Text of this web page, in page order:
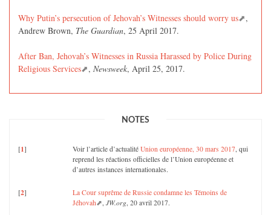
Why Putin’s persecution of Jehovah’s Witnesses should worry us
,
Andrew Brown, The Guardian, 25 April 2017.
After Ban, Jehovah’s Witnesses in Russia Harassed by Police During
Religious Services
, Newsweek, April 25, 2017.
NOTES
[1] Voir l’article d’actualité Union européenne, 30 mars 2017 , qui
reprend les réactions officielles de l’Union européenne et
d’autres instances internationales.
[2]
La Cour suprême de Russie condamne les Témoins de
Jéhovah
JW.org , 20 avril 2017.